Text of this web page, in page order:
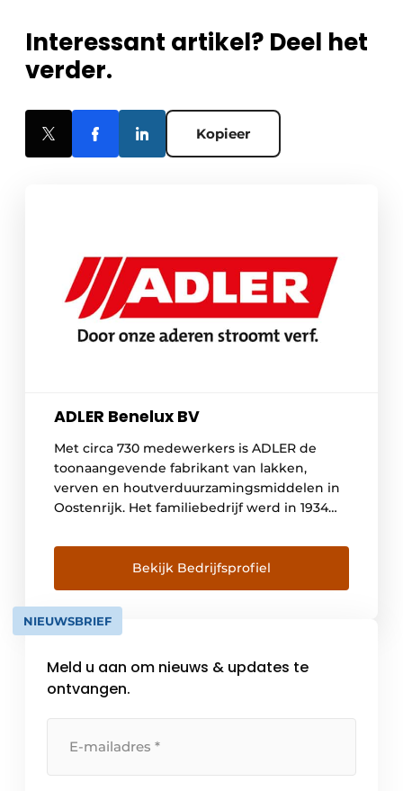
Interessant artikel? Deel het
verder.
Kopieer
ADLER Benelux BV
Met circa 730 medewerkers is ADLER de
toonaangevende fabrikant van lakken,
verven en houtverduurzamingsmiddelen in
Oostenrijk. Het familiebedrijf werd in 1934
vandaag de dag onder leiding van Andrea
Berghofer in handen van de derde
generatie. Elk jaar verlaat 21.000 ton lak de
fabriek in Schwaz (Tirol) naar klanten in […]
Bekijk Bedrijfsprofiel
NIEUWSBRIEF
Meld u aan om nieuws & updates te
ontvangen.